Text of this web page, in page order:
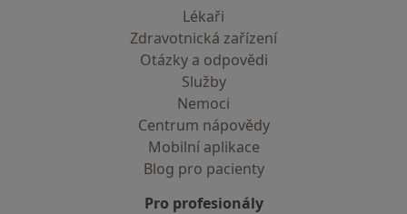
Lékaři
Zdravotnická zařízení
Otázky a odpovědi
Služby
Nemoci
Centrum nápovědy
Mobilní aplikace
Blog pro pacienty
Pro profesionály